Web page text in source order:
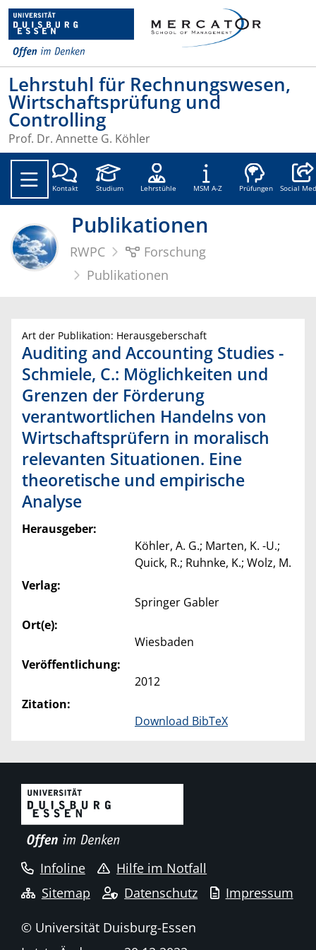
Lehrstuhl für Rechnungswesen,
Wirtschaftsprüfung und
Controlling
Prof. Dr. Annette G. Köhler
Kontakt Studium Lehrstühle MSM A-Z Prüfungen Social
Publikationen
RWPC
Forschung
Publikationen
Art der Publikation: Herausgeberschaft
Auditing and Accounting Studies -
Schmiele, C.: Möglichkeiten und
Grenzen der Förderung
verantwortlichen Handelns von
Wirtschaftsprüfern in moralisch
relevanten Situationen. Eine
theoretische und empirische
Analyse
Herausgeber:
Köhler, A. G.; Marten, K. -U.;
Quick, R.; Ruhnke, K.; Wolz, M.
Verlag:
Springer Gabler
Ort(e):
Wiesbaden
Veröffentlichung:
2012
Zitation:
Download BibTeX
Infoline
Hilfe im Notfall
Sitemap
Datenschutz Impressum
© Universität Duisburg-Essen